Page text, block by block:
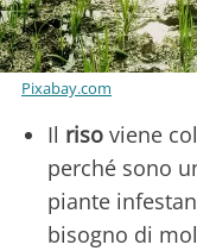
Pixabay.com
Il riso viene
perché sono
piante
bisogno di